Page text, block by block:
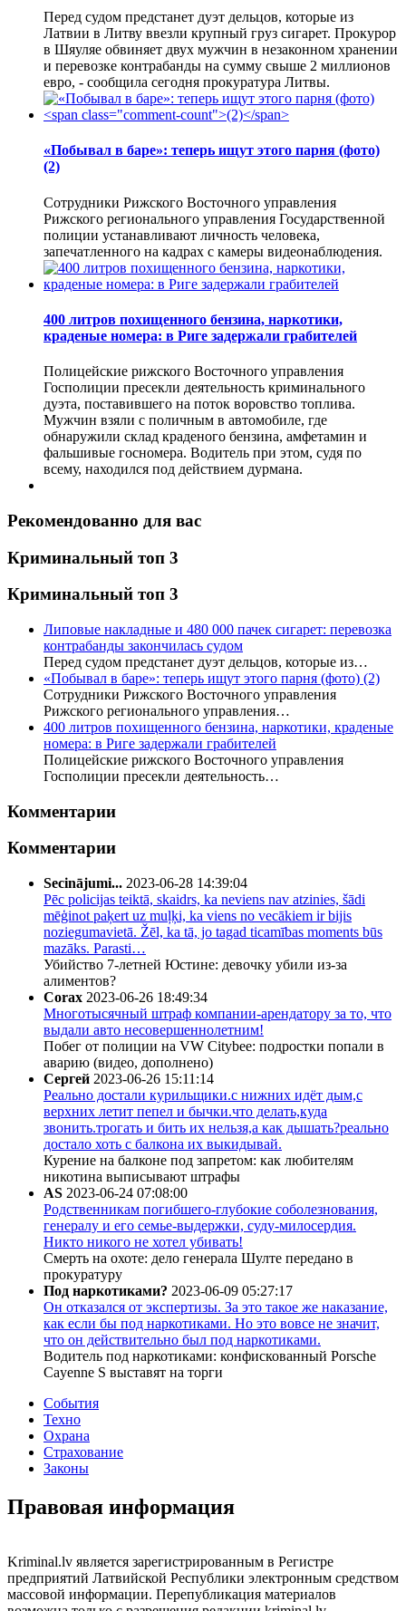
Перед судом предстанет дуэт дельцов, которые из
Латвии в Литву ввезли крупный груз сигарет. Прокурор
в Шяуляе обвиняет двух мужчин в незаконном хранении
и перевозке контрабанды на сумму свыше 2 миллионов
евро, - сообщила сегодня прокуратура Литвы.
«Побывал в баре»: теперь ищут этого парня (фото)
(2)
Сотрудники Рижского Восточного управления
Рижского регионального управления Государственной
полиции устанавливают личность человека,
запечатленного на кадрах с камеры видеонаблюдения.
400 литров похищенного бензина, наркотики,
краденые номера: в Риге задержали грабителей
Полицейские рижского Восточного управления
Госполиции пресекли деятельность криминального
дуэта, поставившего на поток воровство топлива.
Мужчин взяли с поличным в автомобиле, где
обнаружили склад краденого бензина, амфетамин и
фальшивые госномера. Водитель при этом, судя по
всему, находился под действием дурмана.
Рекомендованно для вас
Криминальный топ 3
Криминальный топ 3
Липовые накладные и 480 000 пачек сигарет: перевозка
контрабанды закончилась судом
Перед судом предстанет дуэт дельцов, которые из…
«Побывал в баре»: теперь ищут этого парня (фото) (2)
Сотрудники Рижского Восточного управления
Рижского регионального управления…
400 литров похищенного бензина, наркотики, краденые
номера: в Риге задержали грабителей
Полицейские рижского Восточного управления
Госполиции пресекли деятельность…
Комментарии
Комментарии
Secinājumi... 2023-06-28 14:39:04
Pēc policijas teiktā, skaidrs, ka neviens nav atzinies, šādi
mēģinot paķert uz muļķi, ka viens no vecākiem ir bijis
noziegumavietā. Žēl, ka tā, jo tagad ticamības moments būs
mazāks. Parasti…
Убийство 7-летней Юстине: девочку убили из-за
алиментов?
Corax 2023-06-26 18:49:34
Многотысячный штраф компании-арендатору за то, что
выдали авто несовершеннолетним!
Побег от полиции на VW Citybee: подростки попали в
аварию (видео, дополнено)
Сергей 2023-06-26 15:11:14
Реально достали курильщики.с нижних идёт дым,с
верхних летит пепел и бычки.что делать,куда
звонить.трогать и бить их нельзя,а как дышать?реально
достало хоть с балкона их выкидывай.
Курение на балконе под запретом: как любителям
никотина выписывают штрафы
AS 2023-06-24 07:08:00
Родственникам погибшего-глубокие соболезнования,
генералу и его семье-выдержки, суду-милосердия.
Никто никого не хотел убивать!
Смерть на охоте: дело генерала Шулте передано в
прокуратуру
Под наркотиками? 2023-06-09 05:27:17
Он отказался от экспертизы. За это такое же наказание,
как если бы под наркотиками. Но это вовсе не значит,
что он действительно был под наркотиками.
Водитель под наркотиками: конфискованный Porsche
Cayenne S выставят на торги
События
Техно
Охрана
Страхование
Законы
Правовая информация
Kriminal.lv является зарегистрированным в Регистре
предприятий Латвийской Республики электронным средством
массовой информации. Перепубликация материалов